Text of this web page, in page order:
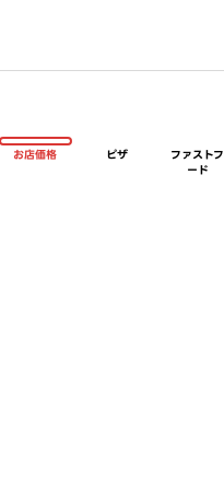
お店価格 ピザ
ファストフ
ード